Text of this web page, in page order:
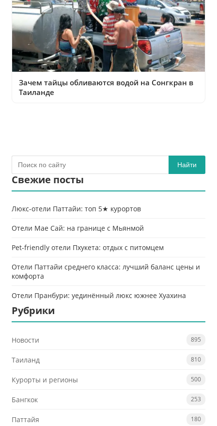
Зачем тайцы обливаются водой на Сонгкран в
Таиланде
Найти
Свежие посты
Люкс-отели Паттайи: топ 5★ курортов
Отели Мае Сай: на границе с Мьянмой
Pet-friendly отели Пхукета: отдых с питомцем
Отели Паттайи среднего класса: лучший баланс цены и
комфорта
Отели Пранбури: уединённый люкс южнее Хуахина
Рубрики
Новости 895
Таиланд 810
Курорты и регионы 500
Бангкок 253
Паттайя 180